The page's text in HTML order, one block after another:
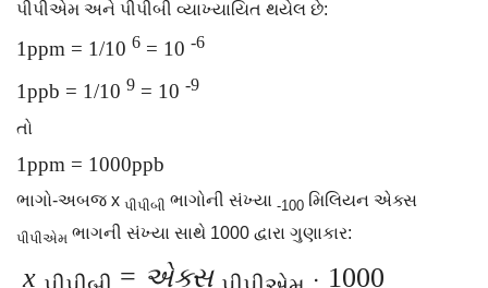
પીપીએમ અને પીપીબી વ્યાખ્યાયિત થયેલ છે:
1ppm = 1/10 6 = 10 -6
1ppb = 1/10 9 = 10 -9
તો
1ppm = 1000ppb
ભાગો-અબજ x પીપીબી ભાગોની સંખ્યા -100 મિલિયન એક્સ
પીપીએમ ભાગની સંખ્યા સાથે 1000 દ્વારા ગુણાકાર:
x = એક્સ ⋅ 1000